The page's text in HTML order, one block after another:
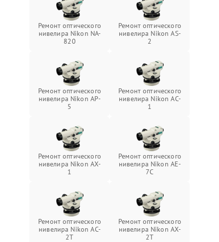
Ремонт оптического
нивелира Nikon NA-
820
Ремонт оптического
нивелира Nikon AS-
2
Ремонт оптического
нивелира Nikon AP-
5
Ремонт оптического
нивелира Nikon AC-
1
Ремонт оптического
нивелира Nikon AX-
1
Ремонт оптического
нивелира Nikon AE-
7C
Ремонт оптического
нивелира Nikon AC-
2T
Ремонт оптического
нивелира Nikon AX-
2T